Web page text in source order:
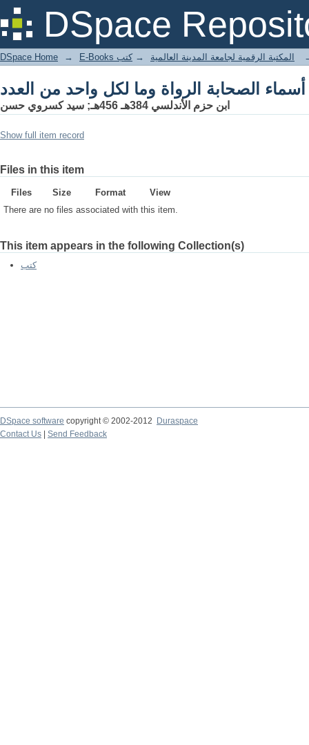
DSpace
أسماء الصحابة الرواة وما لكل واحد من العدد
DSpace Home → E-Books المكتبة الرقمية لجامعة المدينة العالمية → كتب
أسماء الصحابة الرواة وما لكل واحد من العدد
ابن حزم الأندلسي 384هـ 456هـ; سيد كسروي حسن
Show full item record
Files in this item
Files Size Format
View
There are no files associated with this item.
This item appears in the following Collection(s)
كتب
DSpace software copyright © 2002-2012
Duraspace
Contact Us
Send Feedback